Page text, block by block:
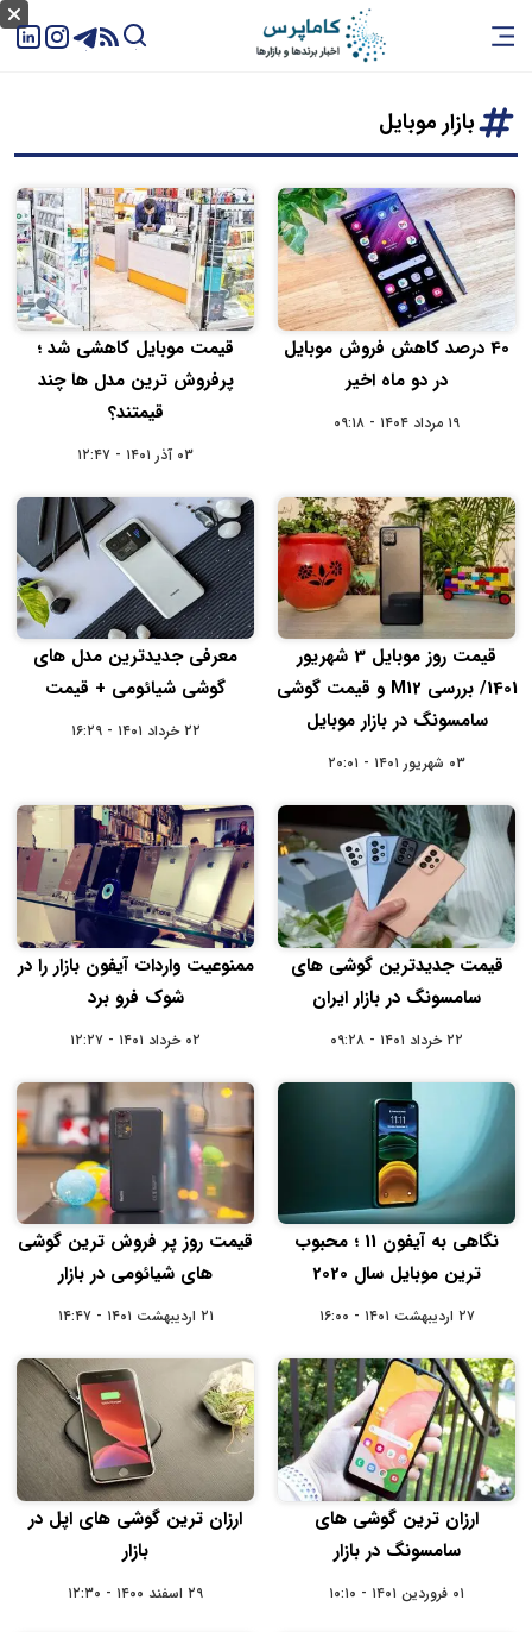
بازار موبایل
40 درصد کاهش فروش موبایل
در دو ماه اخیر
۱۹ مرداد ۱۴۰۴ - ۰۹:۱۸
قیمت موبایل کاهشی شد ؛
پرفروش ترین مدل ها چند
قیمتند؟
۰۳ آذر ۱۴۰۱ - ۱۲:۴۷
قیمت روز موبایل 3 شهریور
1401/ بررسی M12 و قیمت گوشی
سامسونگ در بازار موبایل
۰۳ شهریور ۱۴۰۱ - ۲۰:۰۱
معرفی جدیدترین مدل های
گوشی شیائومی + قیمت
۲۲ خرداد ۱۴۰۱ - ۱۶:۲۹
قیمت جدیدترین گوشی های
سامسونگ در بازار ایران
۲۲ خرداد ۱۴۰۱ - ۰۹:۲۸
ممنوعیت واردات آیفون بازار را در
شوک فرو برد
۰۲ خرداد ۱۴۰۱ - ۱۲:۲۷
نگاهی به آیفون 11 ؛ محبوب
ترین موبایل سال 2020
۲۷ اردیبهشت ۱۴۰۱ - ۱۶:۰۰
قیمت روز پر فروش ترین گوشی
های شیائومی در بازار
۲۱ اردیبهشت ۱۴۰۱ - ۱۴:۴۷
ارزان ترین گوشی های
سامسونگ در بازار
۰۱ فروردین ۱۴۰۱ - ۱۰:۱۰
ارزان ترین گوشی های اپل در
بازار
۲۹ اسفند ۱۴۰۰ - ۱۲:۳۰